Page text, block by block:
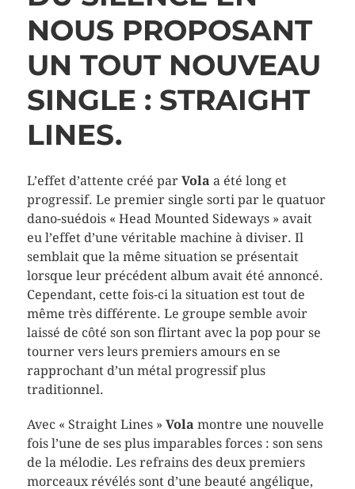
NOUS PROPOSANT
UN TOUT NOUVEAU
SINGLE : STRAIGHT
LINES.
L’effet d’attente créé par Vola a été long et
progressif. Le premier single sorti par le quatuor
dano-suédois « Head Mounted Sideways » avait
eu l’effet d’une véritable machine à diviser. Il
semblait que la même situation se présentait
lorsque leur précédent album avait été annoncé.
Cependant, cette fois-ci la situation est tout de
même très différente. Le groupe semble avoir
laissé de côté son son flirtant avec la pop pour se
tourner vers leurs premiers amours en se
rapprochant d’un métal progressif plus
traditionnel.
Avec « Straight Lines » Vola montre une nouvelle
fois l’une de ses plus imparables forces : son sens
de la mélodie. Les refrains des deux premiers
morceaux révélés sont d’une beauté angélique,